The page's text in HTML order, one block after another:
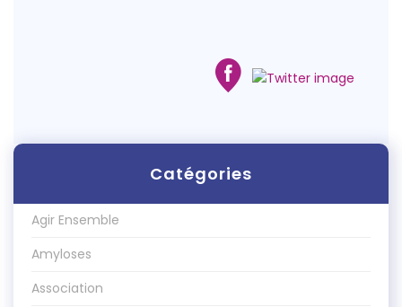
Catégories
Agir Ensemble
Amyloses
Association